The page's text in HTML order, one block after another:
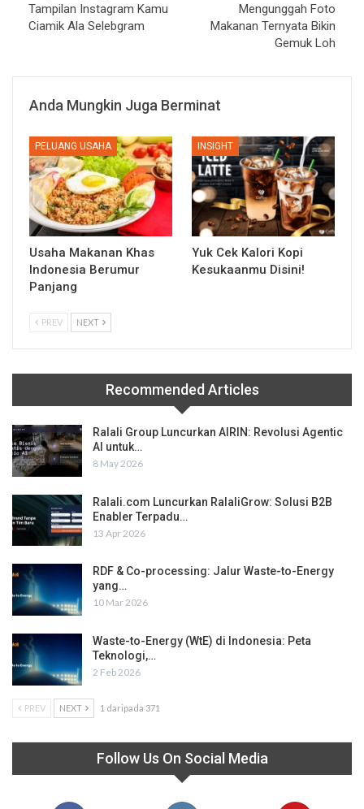
Tampilan Instagram Kamu
Ciamik Ala Selebgram
Mengunggah Foto
Makanan Ternyata Bikin
Gemuk Loh
Anda Mungkin Juga Berminat
PELUANG USAHA
Usaha Makanan Khas
Indonesia Berumur
Panjang
INSIGHT
Yuk Cek Kalori Kopi
Kesukaanmu Disini!
PREV NEXT
Recommended Articles
Ralali Group Luncurkan AIRIN: Revolusi Agentic
AI untuk…
8 May 2026
Ralali.com Luncurkan RalaliGrow: Solusi B2B
Enabler Terpadu…
13 Apr 2026
RDF & Co-processing: Jalur Waste-to-Energy
yang…
10 Mar 2026
Waste-to-Energy (WtE) di Indonesia: Peta
Teknologi,…
2 Feb 2026
PREV NEXT 1 daripada 371
Follow Us On Social Media